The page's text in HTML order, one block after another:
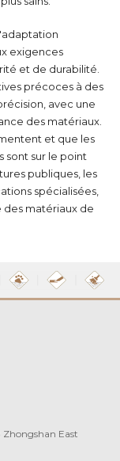
exigences
et de durabilité.
précoces à des
avec une
des matériaux.
et que les
sont sur le point
publiques, les
spécialisées,
matériaux de
East